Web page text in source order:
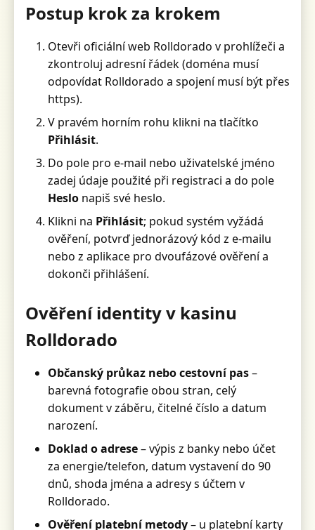
Postup krok za krokem
Otevři oficiální web Rolldorado v prohlížeči a
zkontroluj adresní řádek (doména musí
odpovídat Rolldorado a spojení musí být přes
https).
V pravém horním rohu klikni na tlačítko
Přihlásit.
Do pole pro e-mail nebo uživatelské jméno
zadej údaje použité při registraci a do pole
Heslo napiš své heslo.
Klikni na Přihlásit; pokud systém vyžádá
ověření, potvrď jednorázový kód z e-mailu
nebo z aplikace pro dvoufázové ověření a
dokonči přihlášení.
Ověření identity v kasinu
Rolldorado
Občanský průkaz nebo cestovní pas–
barevná fotografie obou stran, celý
dokument v záběru, čitelné číslo a datum
narození.
Doklad o adrese– výpis z banky nebo účet
za energie/telefon, datum vystavení do 90
dnů, shoda jména a adresy s účtem v
Rolldorado.
Ověření platební metody– u platební karty